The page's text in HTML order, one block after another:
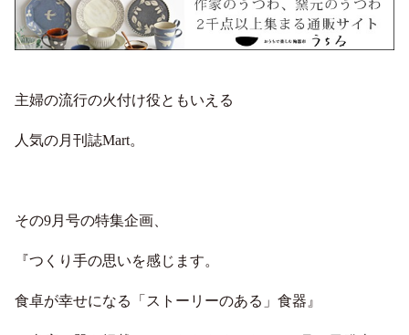
主婦の流行の火付け役ともいえる
人気の月刊誌Mart。
その9月号の特集企画、
『つくり手の思いを感じます。
食卓が幸せになる「ストーリーのある」食器』